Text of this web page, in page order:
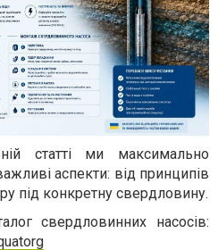
статті ми максимально
аспекти: від принципів
під конкретну свердловину.
свердловинних насосів: